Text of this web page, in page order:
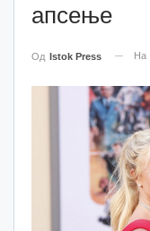
апсење
Од Istok Press На